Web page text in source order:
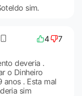
sim.
4 7
deveria .
o Dinheiro
anos . Esta mal
sim